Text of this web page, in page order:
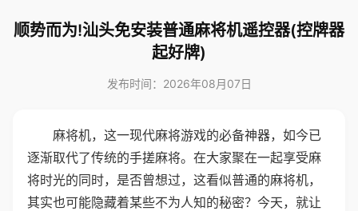
顺势而为!汕头免安装普通麻将机遥控器(控牌器
起好牌)
发布时间：2026年08月07日
麻将机，这一现代麻将游戏的必备神器，如今已
逐渐取代了传统的手搓麻将。在大家聚在一起享受麻
将时光的同时，是否曾想过，这看似普通的麻将机，
其实也可能隐藏着某些不为人知的秘密？今天，就让